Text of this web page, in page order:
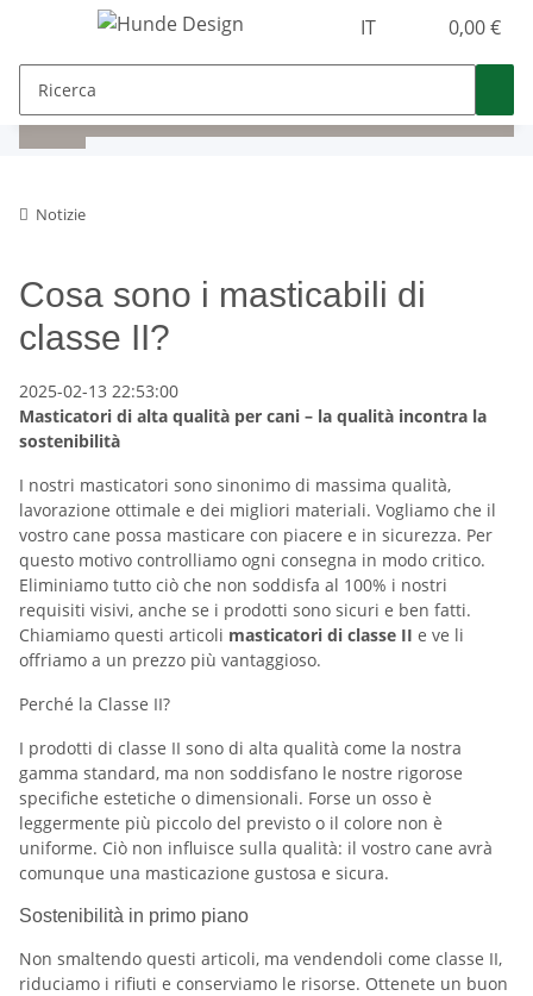
IT 0,00 €
Notizie
Cosa sono i masticabili di
classe II?
2025-02-13 22:53:00
Masticatori di alta qualità per cani – la qualità incontra la
sostenibilità
I nostri masticatori sono sinonimo di massima qualità,
lavorazione ottimale e dei migliori materiali. Vogliamo che il
vostro cane possa masticare con piacere e in sicurezza. Per
questo motivo controlliamo ogni consegna in modo critico.
Eliminiamo tutto ciò che non soddisfa al 100% i nostri
requisiti visivi, anche se i prodotti sono sicuri e ben fatti.
Chiamiamo questi articoli masticatori di classe II e ve li
offriamo a un prezzo più vantaggioso.
Perché la Classe II?
I prodotti di classe II sono di alta qualità come la nostra
gamma standard, ma non soddisfano le nostre rigorose
specifiche estetiche o dimensionali. Forse un osso è
leggermente più piccolo del previsto o il colore non è
uniforme. Ciò non influisce sulla qualità: il vostro cane avrà
comunque una masticazione gustosa e sicura.
Sostenibilità in primo piano
Non smaltendo questi articoli, ma vendendoli come classe II,
riduciamo i rifiuti e conserviamo le risorse. Ottenete un buon